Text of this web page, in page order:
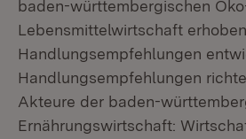
baden-württembergischen
Lebensmittelwirtschaft
Handlungsempfehlungen
Handlungsempfehlungen
Akteure der baden-
Ernährungswirtschaft: